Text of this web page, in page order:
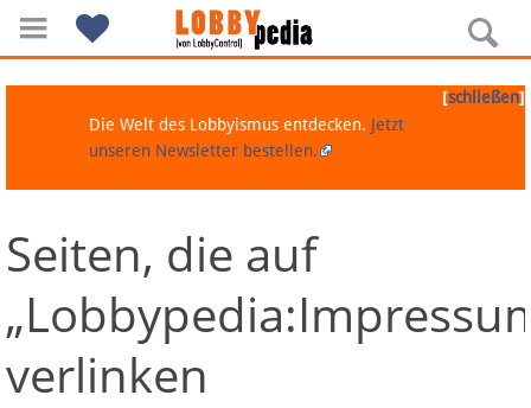
Navigation
Über Lobbypedia
Inhalt A-Z
[schließen]
Die Welt des Lobbyismus entdecken. Jetzt
unseren Newsletter bestellen.
Seiten, die auf
verlinken